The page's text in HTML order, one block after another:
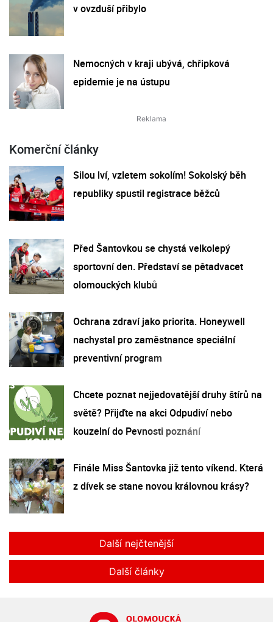
v ovzduší přibylo
Nemocných v kraji ubývá, chřipková
epidemie je na ústupu
Komerční články
Silou lví, vzletem sokolím! Sokolský běh
republiky spustil registrace běžců
Před Šantovkou se chystá velkolepý
sportovní den. Představí se pětadvacet
olomouckých klubů
Ochrana zdraví jako priorita. Honeywell
nachystal pro zaměstnance speciální
preventivní program
Chcete poznat nejjedovatější druhy štírů na
světě? Přijďte na akci Odpudiví nebo
kouzelní do Pevnosti poznání
Finále Miss Šantovka již tento víkend. Která
z dívek se stane novou královnou krásy?
Další nejčtenější
Další články